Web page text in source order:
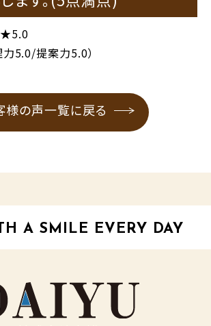
5.0/提案力5.0）
様の声一覧に戻る
A SMILE EVERY DAY